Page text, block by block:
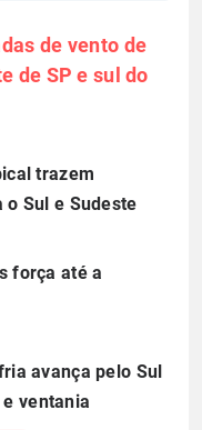
de vento de
de SP e sul do
trazem
Sul e Sudeste
força até a
avança pelo Sul
ventania